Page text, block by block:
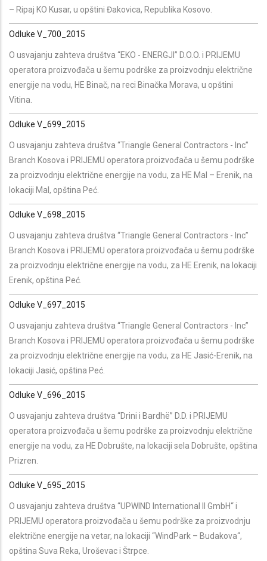
– Ripaj KO Kusar, u opštini Đakovica, Republika Kosovo.
Odluke V_700_2015
O usvajanju zahteva društva “EKO - ENERGJI” D.O.O. i PRIJEMU
operatora proizvođača u šemu podrške za proizvodnju električne
energije na vodu, HE Binač, na reci Binačka Morava, u opštini
Vitina.
Odluke V_699_2015
O usvajanju zahteva društva “Triangle General Contractors - Inc”
Branch Kosova i PRIJEMU operatora proizvođača u šemu podrške
za proizvodnju električne energije na vodu, za HE Mal – Erenik, na
lokaciji Mal, opština Peć.
Odluke V_698_2015
O usvajanju zahteva društva “Triangle General Contractors - Inc”
Branch Kosova i PRIJEMU operatora proizvođača u šemu podrške
za proizvodnju električne energije na vodu, za HE Erenik, na lokaciji
Erenik, opština Peć.
Odluke V_697_2015
O usvajanju zahteva društva “Triangle General Contractors - Inc”
Branch Kosova i PRIJEMU operatora proizvođača u šemu podrške
za proizvodnju električne energije na vodu, za HE Jasić-Erenik, na
lokaciji Jasić, opština Peć.
Odluke V_696_2015
O usvajanju zahteva društva “Drini i Bardhë” D.D. i PRIJEMU
operatora proizvođača u šemu podrške za proizvodnju električne
energije na vodu, za HE Dobrušte, na lokaciji sela Dobrušte, opština
Prizren.
Odluke V_695_2015
O usvajanju zahteva društva “UPWIND International II GmbH“ i
PRIJEMU operatora proizvođača u šemu podrške za proizvodnju
električne energije na vetar, na lokaciji “WindPark – Budakova“,
opština Suva Reka, Uroševac i Štrpce.